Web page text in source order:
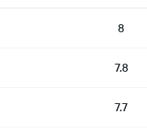
8
7.8
7.7